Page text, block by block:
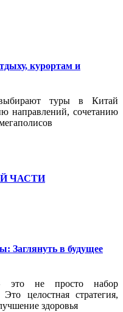
курортам и
туры в Китай
направлений, сочетанию
ЧАСТИ
Заглянуть в будущее
это не просто набор
целостная стратегия,
здоровья